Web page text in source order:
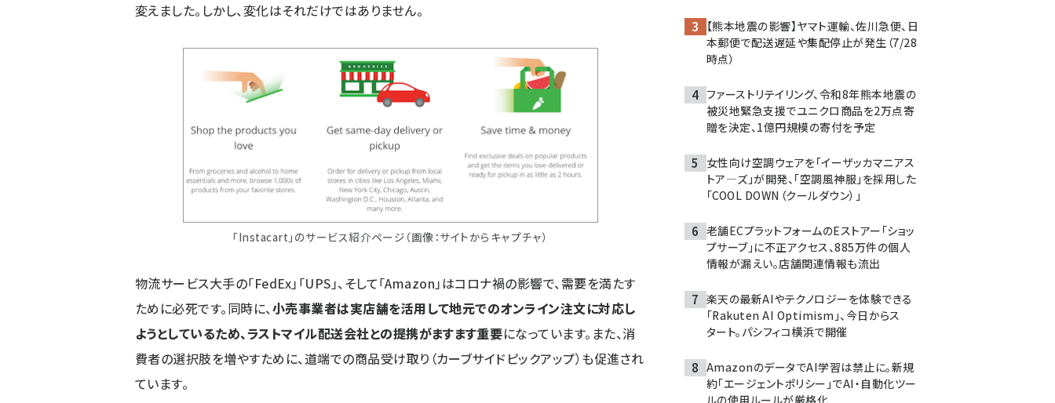
変えました。しかし、変化はそれだけではありません。
「Instacart」のサービス紹介ページ（画像：サイトからキャプチャ）
物流サービス大手の「FedEx」「UPS」、そして「Amazon」はコロナ禍の影響で、需要を満たす
ために必死です。同時に、小売事業者は実店舗を活用して地元でのオンライン注文に対応し
ようとしているため、ラストマイル配送会社との提携がますます重要になっています。また、消
費者の選択肢を増やすために、道端での商品受け取り（カーブサイドピックアップ）も促進され
ています。
【熊本地震の影響】ヤマト運輸、佐川急便、日
本郵便で配送遅延や集配停止が発生（7/28
時点）
ファーストリテイリング、令和8年熊本地震の
被災地緊急支援でユニクロ商品を2万点寄
贈を決定、1億円規模の寄付を予定
女性向け空調ウェアを「イーザッカマニアス
トア―ズ」が開発、「空調風神服」を採用した
「COOL DOWN（クールダウン）」
老舗ECプラットフォームのEストアー「ショッ
プサーブ」に不正アクセス、885万件の個人
情報が漏えい。店舗関連情報も流出
楽天の最新AIやテクノロジーを体験できる
「Rakuten AI Optimism」、今日からス
タート。パシフィコ横浜で開催
AmazonのデータでAI学習は禁止に。新規
約「エージェントポリシー」でAI・自動化ツー
ルの使用ルールが厳格化